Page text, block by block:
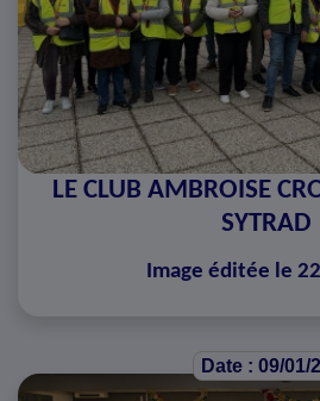
LE CLUB AMBROISE
SYTRAD
Image éditée le
Date : 09/01/